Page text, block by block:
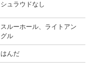
シュラウドなし
スルーホール、ライトアン
グル
はんだ